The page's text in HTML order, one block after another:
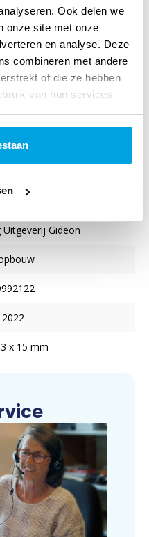
Ook delen we
onze site met onze
en analyse. Deze
combineren met andere
of die ze hebben
van hun services.
je lief is
der Bijl
Uitgeverij Gideon
x 15 mm